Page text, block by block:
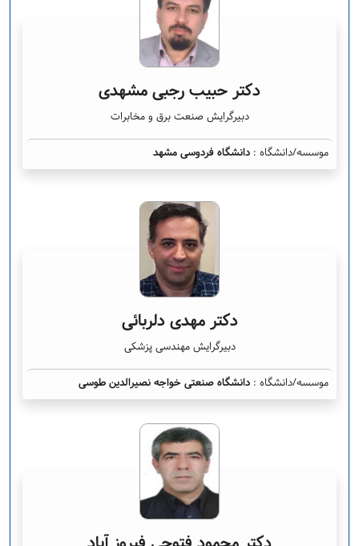
دکتر حبیب رجبی مشهدی
دبیرگرایش صنعت برق و مخابرات
موسسه/دانشگاه : دانشگاه فردوسی مشهد
دکتر مهدی دلربائی
دبیرگرایش مهندسی پزشکی
موسسه/دانشگاه : دانشگاه صنعتی خواجه نصیرالدین طوسی